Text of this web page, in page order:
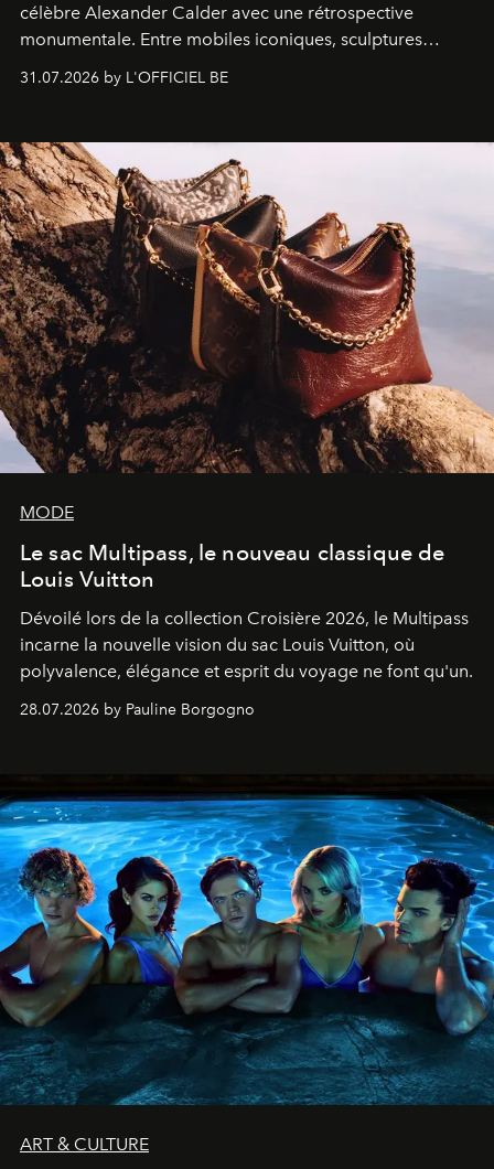
célèbre Alexander Calder avec une rétrospective
monumentale. Entre mobiles iconiques, sculptures
américain investit les espaces imaginés par Frank Gehry
sculpture.
31.07.2026 by L'OFFICIEL BE
MODE
Le sac Multipass, le nouveau classique de
Louis Vuitton
Dévoilé lors de la collection Croisière 2026, le Multipass
incarne la nouvelle vision du sac Louis Vuitton, où
polyvalence, élégance et esprit du voyage ne font qu'un.
28.07.2026 by Pauline Borgogno
ART & CULTURE